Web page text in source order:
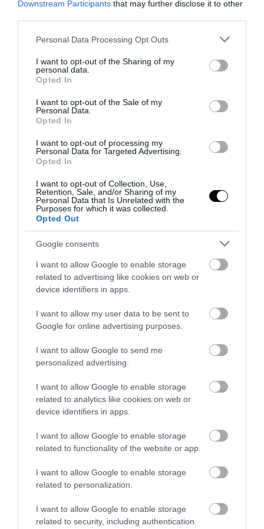
Downstream Participants that may further disclose it to other
Please note that this website/app uses one or more Google
not limited to your visit or usage behaviour. You may click to
grant or deny consent to Google and its third-party tags to
use your data for below specified purposes in below Google
consent section.
Personal Data Processing Opt Outs
I want to opt-out of the Sharing of my
personal data.
Opted In
I want to opt-out of the Sale of my
Personal Data.
Opted In
I want to opt-out of processing my
Personal Data for Targeted Advertising.
Opted In
I want to opt-out of Collection, Use,
Retention, Sale, and/or Sharing of my
Personal Data that Is Unrelated with the
Purposes for which it was collected.
Opted Out
Google consents
I want to allow Google to enable storage
related to advertising like cookies on web or
device identifiers in apps.
I want to allow my user data to be sent to
Google for online advertising purposes.
I want to allow Google to send me
personalized advertising.
I want to allow Google to enable storage
related to analytics like cookies on web or
device identifiers in apps.
I want to allow Google to enable storage
related to functionality of the website or app.
I want to allow Google to enable storage
related to personalization.
I want to allow Google to enable storage
related to security, including authentication
PRONEWS.GR /ΚΑΙΡΟΣ
Καιρός: Γενικά αίθριος αύριο στο
μεγαλύτερο μέρος της χώρας – Μικρή
άνοδος της θερμοκρασίας
25.07.2026 | 19:29
PRONEWS.GR /ΠΕΡΙΒΑΛΛΟΝ
Βίντεο: Σφοδρή χιονόπτωση στον
Όλυμπο μέσα στο κατακαλόκαιρο!
25.07.2026 | 09:37